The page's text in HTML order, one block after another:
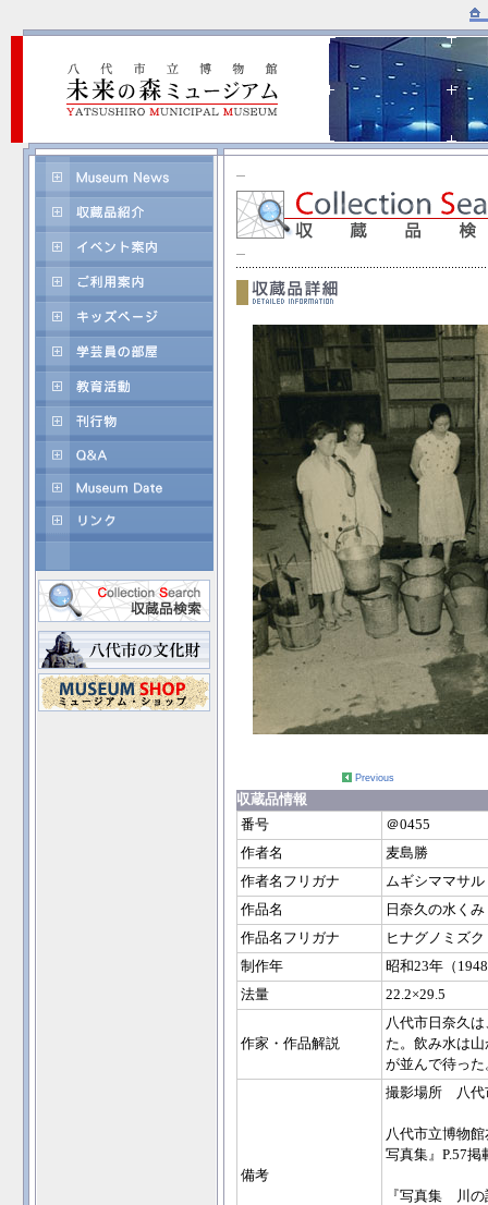
Previous
収蔵品情報
番号
＠0455
作者名
麦島勝
作者名フリガナ
ムギシママサル
作品名
日奈久の水くみ
作品名フリガナ
ヒナグノミズク
制作年
昭和23年（
法量
22.2×29.5
作家・作品解説
八代市日奈久
た。飲み水は
が並んで待った
備考
撮影場所 八代
八代市立博物
写真集』P.57掲
『写真集 川